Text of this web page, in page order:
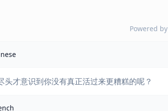
Powered by
才意识到你没有真正活过来更糟糕的呢？